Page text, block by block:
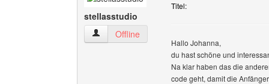
stellasstudio
stellasstudio Benutzer-Profile anzeigen
Offline
Titel:
Hallo Johanna,
du hast schöne und
Na klar haben das die
code geht, damit die